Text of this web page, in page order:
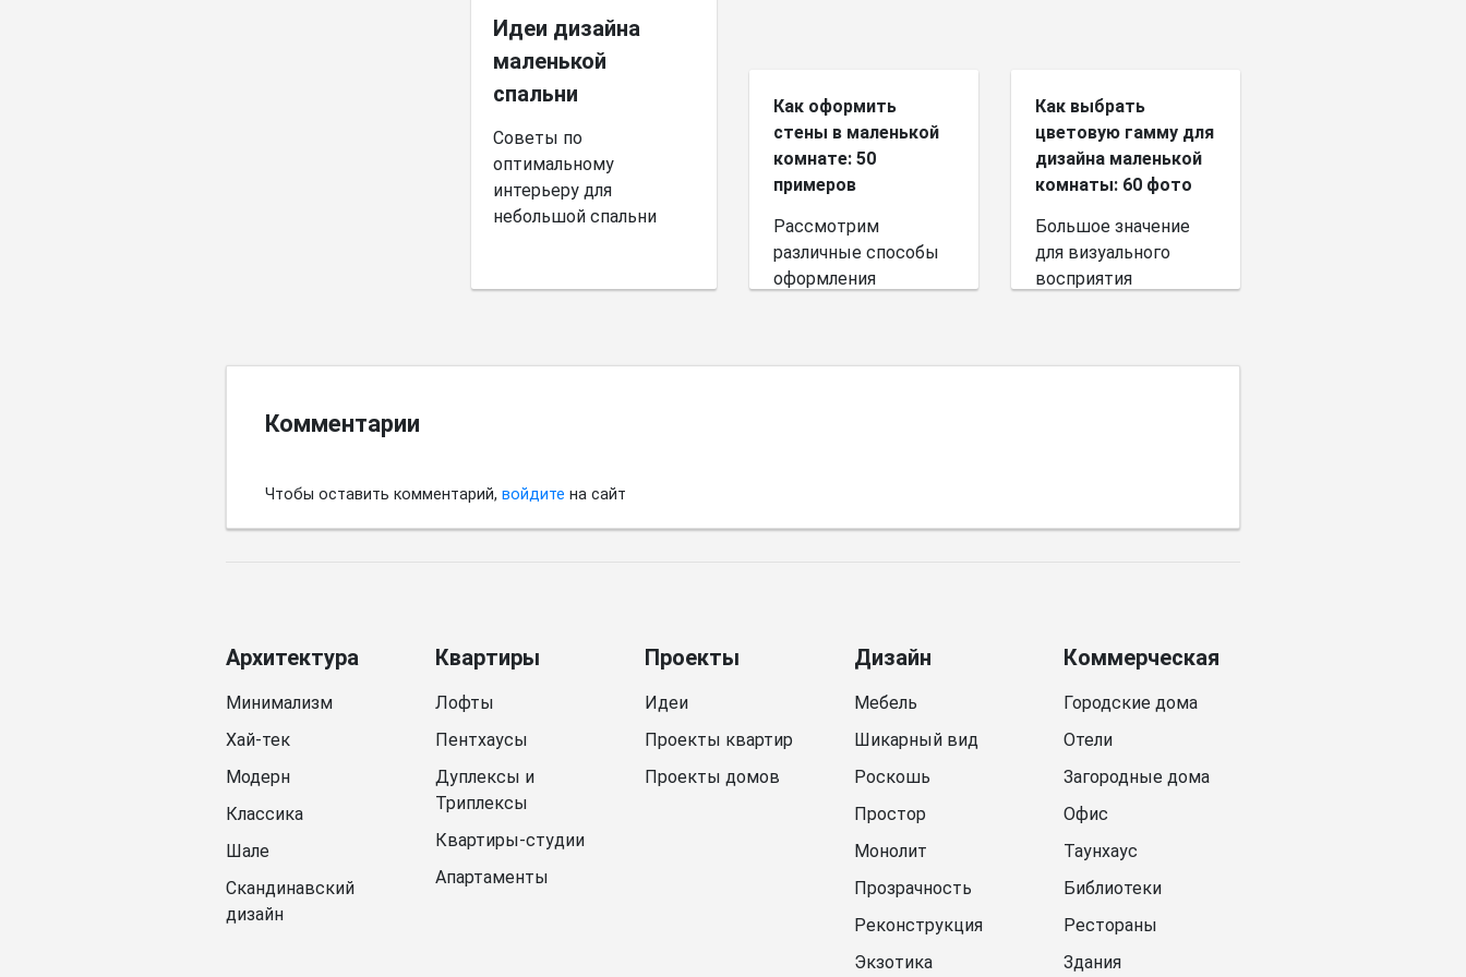
Идеи дизайна
маленькой
спальни
Советы по
оптимальному
интерьеру для
небольшой спальни
Как оформить
стены в маленькой
комнате: 50
примеров
Рассмотрим
различные способы
оформления
Как выбрать
цветовую гамму для
дизайна маленькой
комнаты: 60 фото
Большое значение
для визуального
восприятия
Комментарии
Чтобы оставить комментарий, войдите на сайт
Архитектура
Минимализм
Хай-тек
Модерн
Классика
Шале
Скандинавский
дизайн
Квартиры
Лофты
Пентхаусы
Дуплексы и
Триплексы
Квартиры-студии
Апартаменты
Проекты
Идеи
Проекты квартир
Проекты домов
Дизайн
Мебель
Шикарный вид
Роскошь
Простор
Монолит
Прозрачность
Реконструкция
Экзотика
Коммерческая
Городские дома
Отели
Загородные дома
Офис
Таунхаус
Библиотеки
Рестораны
Здания